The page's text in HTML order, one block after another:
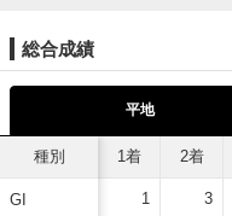
総合成績
平地
種別
GI
1着 2着
1 3